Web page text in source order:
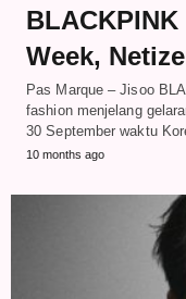
Week,
Pas Marque – Jisoo
fashion menjelang
30 September waktu
10 months ago